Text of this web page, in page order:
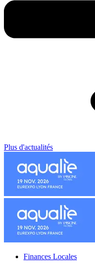
Plus d'actualités
Finances Locales